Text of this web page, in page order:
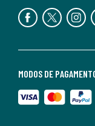
MODOS DE